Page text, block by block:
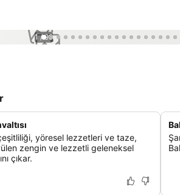
1 / 99
yöresel lezzetleri ve taze,
zengin ve lezzetli geleneksel
çıkar.